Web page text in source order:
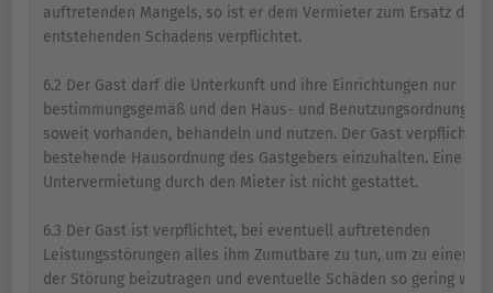
auftretenden Mangels, so ist er dem Vermieter zum Ersatz des
entstehenden Schadens verpflichtet.
6.2 Der Gast darf die Unterkunft und ihre Einrichtungen nur
bestimmungsgemäß und den Haus- und Benutzungsordnungen
soweit vorhanden, behandeln und nutzen. Der Gast verpflichtet
bestehende Hausordnung des Gastgebers einzuhalten. Eine
Untervermietung durch den Mieter ist nicht gestattet.
6.3 Der Gast ist verpflichtet, bei eventuell auftretenden
Leistungsstörungen alles ihm Zumutbare zu tun, um zu einer
der Störung beizutragen und eventuelle Schäden so gering wie